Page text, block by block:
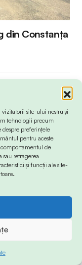
site-ului nostru și
tehnologii precum
despre preferințele
pentru aceste
de
sau retragerea
și funcții ale site-
din Constanța
legendară a
clasice /
muzicii în stil